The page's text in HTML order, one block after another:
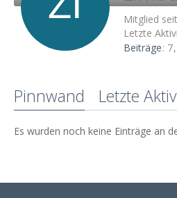
Mitglied
Letzte
Beiträge 7
Pinnwand Letzte
Es wurden noch keine Einträge an